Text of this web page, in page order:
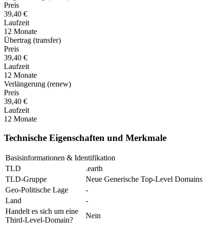
Preis
39,40 €
Laufzeit
12 Monate
Übertrag (transfer)
Preis
39,40 €
Laufzeit
12 Monate
Verlängerung (renew)
Preis
39,40 €
Laufzeit
12 Monate
Technische Eigenschaften und Merkmale
Basisinformationen & Identifikation
TLD
.earth
TLD-Gruppe
Neue Generische Top-Level Domains
Geo-Politische Lage
-
Land
-
Handelt es sich um eine
Third-Level-Domain?
Nein